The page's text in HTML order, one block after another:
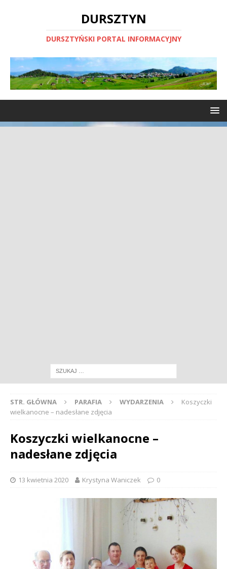
DURSZTYN
DURSZTYŃSKI PORTAL INFORMACYJNY
STR. GŁÓWNA PARAFIA WYDARZENIA
Koszyczki
wielkanocne – nadesłane zdjęcia
Koszyczki wielkanocne –
nadesłane zdjęcia
13 kwietnia 2020 Krystyna Waniczek 0